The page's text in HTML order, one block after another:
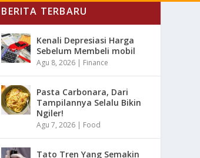
BERITA TERBARU
Kenali Depresiasi Harga
Sebelum Membeli mobil
Agu 8, 2026 | Finance
Pasta Carbonara, Dari
Tampilannya Selalu Bikin
Ngiler!
Agu 7, 2026 | Food
Tato Tren Yang Semakin